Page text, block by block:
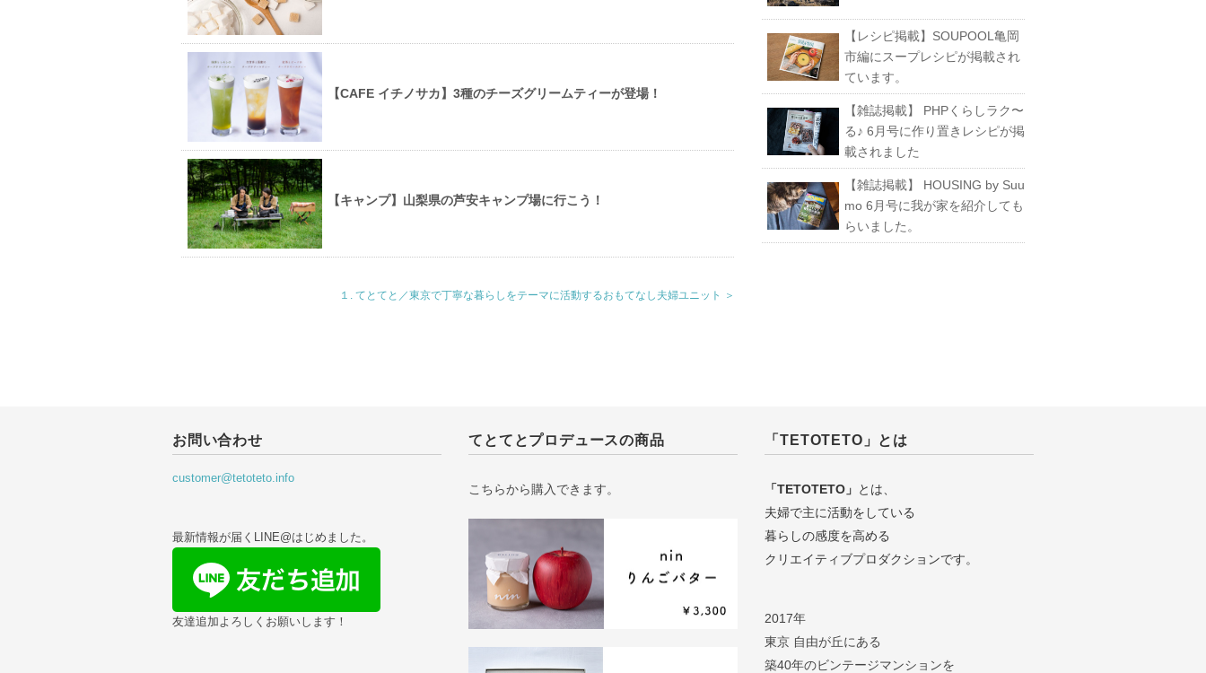
【CAFE イチノサカ】3種のチーズグリームティーが登場！
【キャンプ】山梨県の芦安キャンプ場に行こう！
１. てとてと／東京で丁寧な暮らしをテーマに活動するおもてなし夫婦ユニット ＞
【レシピ掲載】SOUPOOL亀岡
市編にスープレシピが掲載され
ています。
【雑誌掲載】 PHPくらしラク〜
る♪ 6月号に作り置きレシピが掲
載されました
【雑誌掲載】 HOUSING by Suu
mo 6月号に我が家を紹介しても
らいました。
お問い合わせ
customer@tetoteto.info
最新情報が届くLINE@はじめました。
友達追加よろしくお願いします！
てとてとプロデュースの商品
こちらから購入できます。
「TETOTETO」とは
「TETOTETO」 とは、
夫婦で主に活動をしている
暮らしの感度を高める
クリエイティブプロダクションです。
2017年
東京 自由が丘にある
築40年のビンテージマンションを